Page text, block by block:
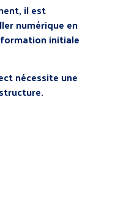
il est
numérique en
initiale
nécessite une